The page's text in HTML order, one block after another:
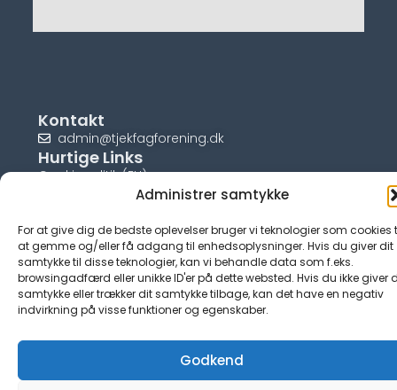
Administrer samtykke
For at give dig de bedste oplevelser bruger vi teknologier som cookies
at gemme og/eller få adgang til enhedsoplysninger. Hvis du giver dit
samtykke til disse teknologier, kan vi behandle data som f.eks.
browsingadfærd eller unikke ID'er på dette websted. Hvis du ikke giver
samtykke eller trækker dit samtykke tilbage, kan det have en negativ
indvirkning på visse funktioner og egenskaber.
Godkend
Kontakt
admin@tjekfagforening.dk
Hurtige Links
Cookiepolitik (EU)
© tjek-fagforening.dk